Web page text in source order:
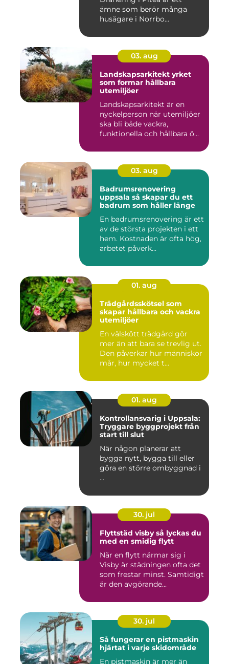
ämne som berör många
husägare i Norrbo...
03. aug
Landskapsarkitekt yrket
som formar hållbara
utemiljöer
Landskapsarkitekt är en
nyckelperson när utemiljöer
ska bli både vackra,
funktionella och hållbara ö...
03. aug
Badrumsrenovering
uppsala så skapar du ett
badrum som håller länge
En badrumsrenovering är ett
av de största projekten i ett
hem. Kostnaden är ofta hög,
arbetet påverk...
01. aug
Trädgårdsskötsel som
skapar hållbara och vackra
utemiljöer
En välskött trädgård gör
mer än att bara se trevlig ut.
Den påverkar hur människor
mår, hur mycket t...
01. aug
Kontrollansvarig i Uppsala:
Tryggare byggprojekt från
start till slut
När någon planerar att
bygga nytt, bygga till eller
göra en större ombyggnad i
...
30. jul
Flyttstäd visby så lyckas du
med en smidig flytt
När en flytt närmar sig i
Visby är städningen ofta det
som frestar minst. Samtidigt
är den avgörande...
30. jul
Så fungerar en pistmaskin
hjärtat i varje skidområde
En pistmaskin är mer än